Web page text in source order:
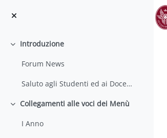
Minimizza
Introduzione
Forum News
Saluto agli Studenti ed ai Docenti
Minimizza
Collegamenti alle voci dei Menù
I Anno